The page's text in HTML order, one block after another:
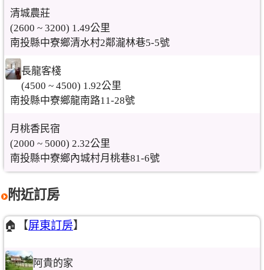
清城農莊
(2600 ~ 3200) 1.49公里
南投縣中寮鄉清水村2鄰瀧林巷5-5號
長龍客棧
(4500 ~ 4500) 1.92公里
南投縣中寮鄉龍南路11-28號
月桃香民宿
(2000 ~ 5000) 2.32公里
南投縣中寮鄉內城村月桃巷81-6號
附近訂房
🏠【屏東訂房】
阿貴的家